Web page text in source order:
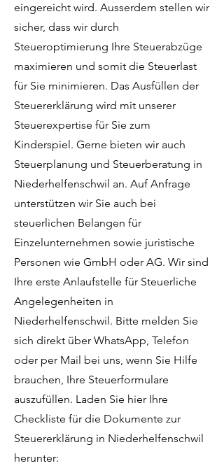
eingereicht wird. Ausserdem stellen wir
sicher, dass wir durch
Steueroptimierung Ihre Steuerabzüge
maximieren und somit die Steuerlast
für Sie minimieren. Das Ausfüllen der
Steuererklärung wird mit unserer
Steuerexpertise für Sie zum
Kinderspiel. Gerne bieten wir auch
Steuerplanung und Steuerberatung in
Niederhelfenschwil an. Auf Anfrage
unterstützen wir Sie auch bei
steuerlichen Belangen für
Einzelunternehmen sowie juristische
Personen wie GmbH oder AG. Wir sind
Ihre erste Anlaufstelle für Steuerliche
Angelegenheiten in
Niederhelfenschwil. Bitte melden Sie
sich direkt über WhatsApp, Telefon
oder per Mail bei uns, wenn Sie Hilfe
brauchen, Ihre Steuerformulare
auszufüllen. Laden Sie hier Ihre
Checkliste für die Dokumente zur
Steuererklärung in Niederhelfenschwil
herunter: